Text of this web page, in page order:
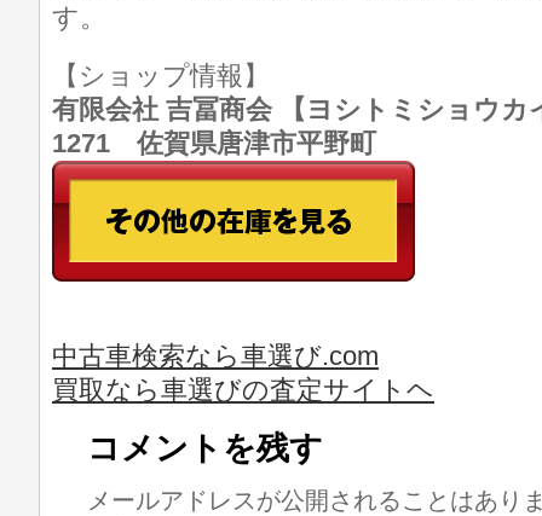
す。
【ショップ情報】
有限会社 吉冨商会 【ヨシトミショウ
1271 佐賀県唐津市平野町
中古車検索なら車選び.com
買取なら車選びの査定サイトヘ
コメントを残す
メールアドレスが公開されることはあり